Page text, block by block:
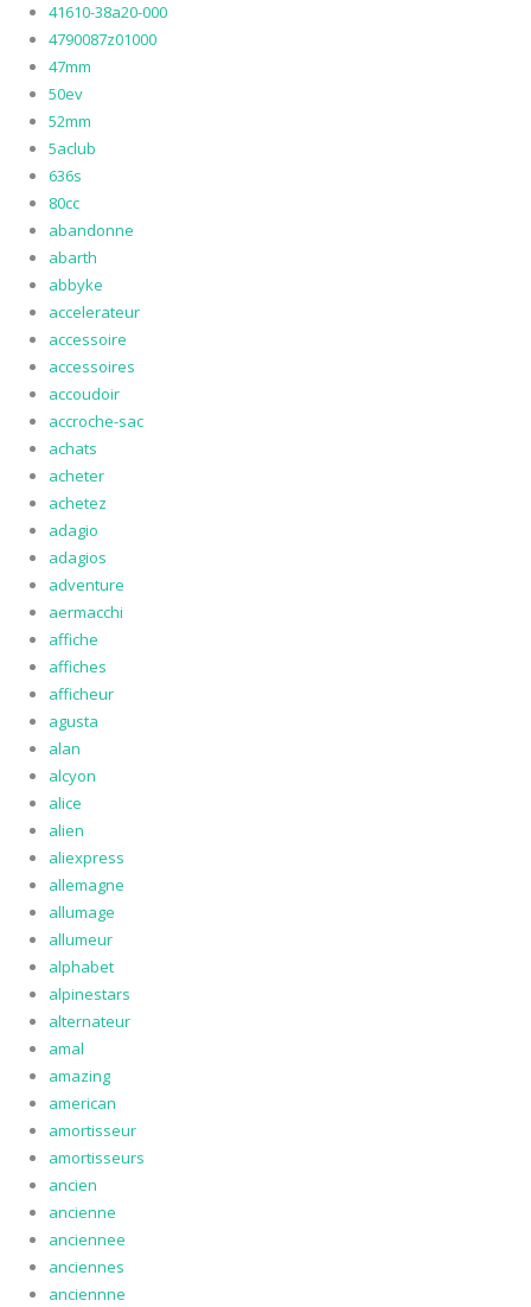
41610-38a20-000
4790087z01000
47mm
50ev
52mm
5aclub
636s
80cc
abandonne
abarth
abbyke
accelerateur
accessoire
accessoires
accoudoir
accroche-sac
achats
acheter
achetez
adagio
adagios
adventure
aermacchi
affiche
affiches
afficheur
agusta
alan
alcyon
alice
alien
aliexpress
allemagne
allumage
allumeur
alphabet
alpinestars
alternateur
amal
amazing
american
amortisseur
amortisseurs
ancien
ancienne
anciennee
anciennes
anciennne